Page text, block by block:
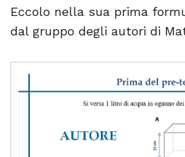
Eccolo nella sua prima
dal gruppo degli autori di